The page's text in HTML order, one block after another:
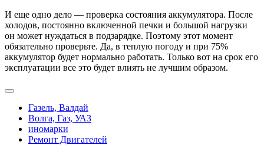
И еще одно дело — проверка состояния аккумулятора. После
холодов, постоянно включенной печки и большой нагрузки
он может нуждаться в подзарядке. Поэтому этот момент
обязательно проверьте. Да, в теплую погоду и при 75%
аккумулятор будет нормально работать. Только вот на срок его
эксплуатации все это будет влиять не лучшим образом.
Газель, Валдай
Волга, Газ, УАЗ
иномарки
Ремонт Двигателей